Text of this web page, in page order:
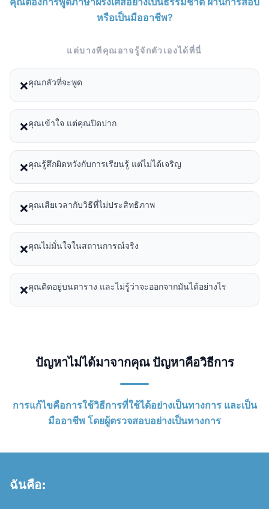
หรือเป็นมืออาชีพ?
แต่บางทีคุณอาจรู้จักตัวเองได้ที่นี่
❌คุณกลัวที่จะพูด
❌คุณเข้าใจ แต่คุณปิดปาก
❌คุณรู้สึกผิดหวังกับการเรียนรู้ แต่ไม่ได้เจริญ
❌คุณเสียเวลากับวิธีที่ไม่ประสิทธิภาพ
❌คุณไม่มั่นใจในสถานการณ์จริง
❌คุณติดอยู่บนตาราง และไม่รู้ว่าจะออกจากมันได้อย่างไร
ปัญหาไม่ได้มาจากคุณ ปัญหาคือวิธีการ
การแก้ไขคือการใช้วิธีการที่ใช้ได้อย่างเป็นทางการ และเป็น
มืออาชีพ โดยผู้ตรวจสอบอย่างเป็นทางการ
ฉันคือ: